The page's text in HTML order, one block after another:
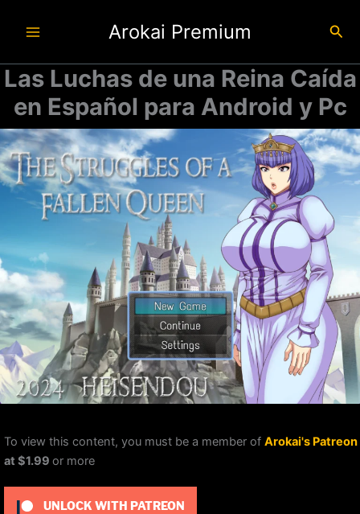
Arokai Premium
Las Luchas de una Reina Caída
en Español para Android y Pc
To view this content, you must be a member of Arokai's Patreon
at $1.99 or more
UNLOCK WITH PATREON